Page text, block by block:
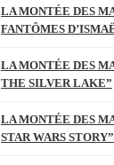
LA MONTÉE DES
FANTÔMES
LA MONTÉE DES
THE SILVER LAKE”
LA MONTÉE DES
STAR WARS